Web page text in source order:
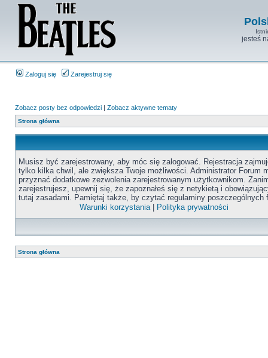
jesteś
Zaloguj się Zarejestruj się
Zobacz posty bez odpowiedzi | Zobacz aktywne tematy
Strona główna
Musisz być zarejestrowany, aby móc się zalogować. Rejestracja
tylko kilka chwil, ale zwiększa Twoje możliwości. Administrator Forum
przyznać dodatkowe zezwolenia zarejestrowanym użytkownikom.
zarejestrujesz, upewnij się, że zapoznałeś się z netykietą i
tutaj zasadami. Pamiętaj także, by czytać regulaminy poszczególnych
Warunki korzystania| Polityka prywatności
Strona główna